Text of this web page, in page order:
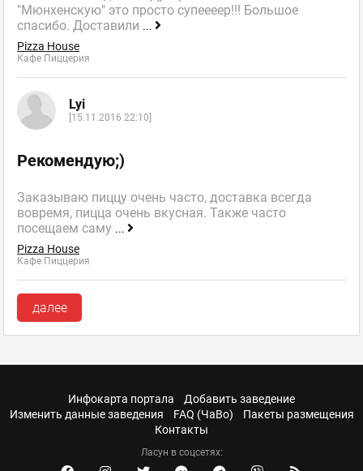
"Мюнхенскую" это просто супеееер!!! Большое
спасибо. Доставили ...
Pizza House
Кафе Пиццерия
Lyi
[15.11.2016 22:10]
Рекомендую;)
Заказываю пиццу очень часто, доставка всегда
вовремя, пицца очень вкусная. Также часто
посещаем саму ...
Pizza House
Кафе Пиццерия
далее
Инфокарта портала
Добавить заведение
Изменить данные заведения
FAQ (ЧаВо)
Пакеты размещения
Контакты
Ласун в соцсетях: